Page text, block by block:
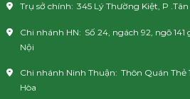
Trụ sở chính: 345 Lý Thường Kiệt, P .Tân
Chi nhánh HN: Số 24, ngách 92, ngõ
Nội
Chi nhánh Ninh Thuận: Thôn Quán Thẻ
Hòa